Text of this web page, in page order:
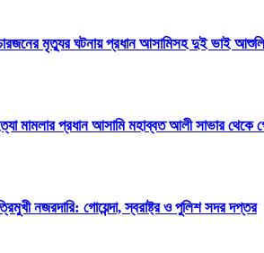
মৃত্যুর ঘটনায় প্রধান আসামিসহ দুই ভাই
মামলার প্রধান আসামি মহাব্বত আলী সাভার থেকে
নজরদারি: গোয়েন্দা, স্বরাষ্ট্র ও পুলিশ সদর দপ্তর